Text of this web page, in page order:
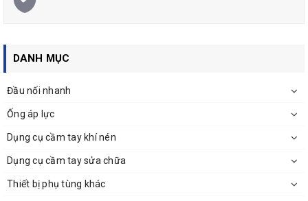
DANH MỤC
Đầu nối nhanh
Ống áp lực
Dụng cụ cầm tay khí nén
Dụng cụ cầm tay sửa chữa
Thiết bị phụ tùng khác